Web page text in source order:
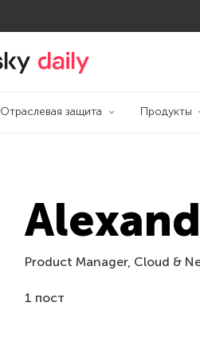
Блог Касперского
Отраслевая защита Продукты
Product Manager, Cloud &
1 пост